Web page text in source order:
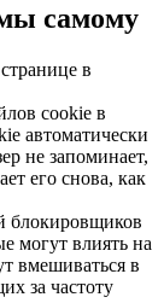
самому
в
cookie в
автоматически
не запоминает,
его снова, как
блокировщиков
могут влиять на
вмешиваться в
за частоту